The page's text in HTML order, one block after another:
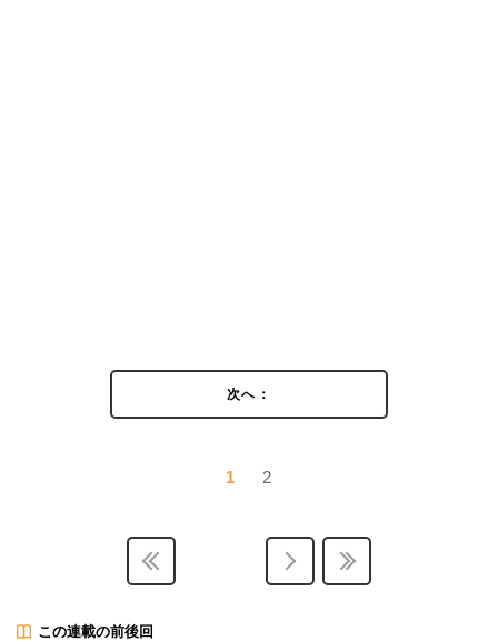
次へ：
1 2
この連載の前後回